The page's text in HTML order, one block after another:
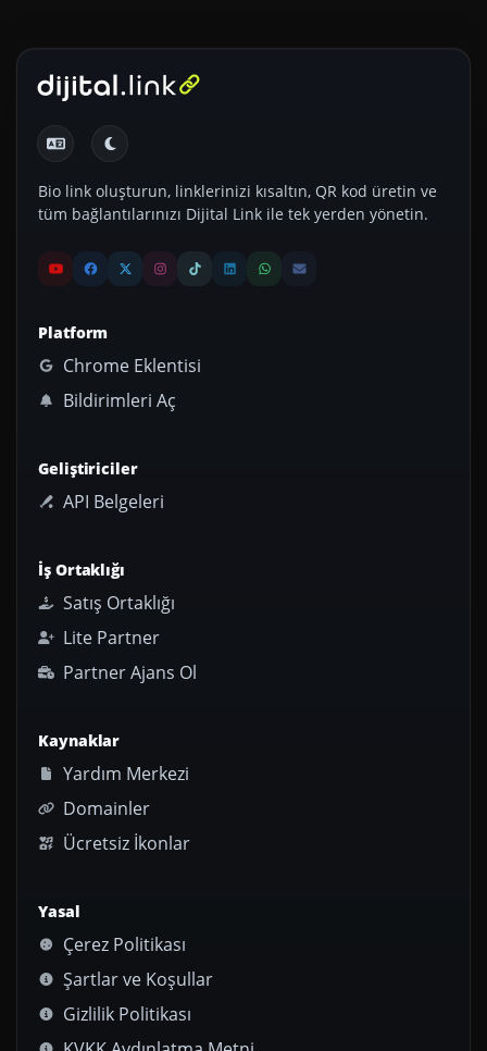
Bio link oluşturun, linklerinizi kısaltın, QR kod üretin ve
tüm bağlantılarınızı Dijital Link ile tek yerden yönetin.
Platform
Chrome Eklentisi
Bildirimleri Aç
Geliştiriciler
API Belgeleri
İş Ortaklığı
Satış Ortaklığı
Lite Partner
Partner Ajans Ol
Kaynaklar
Yardım Merkezi
Domainler
Ücretsiz İkonlar
Yasal
Çerez Politikası
Şartlar ve Koşullar
Gizlilik Politikası